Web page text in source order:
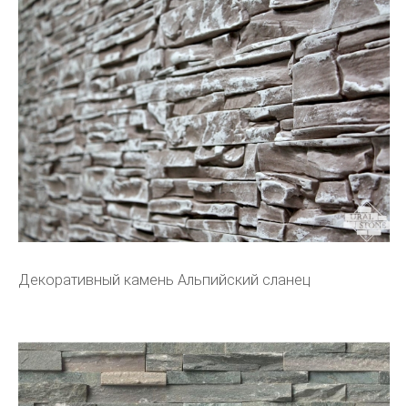
Декоративный камень Альпийский сланец